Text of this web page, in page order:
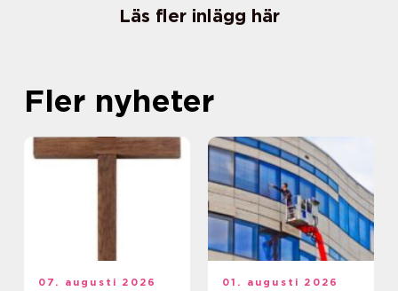
Läs fler inlägg här
Fler nyheter
07. augusti 2026 01. augusti 2026